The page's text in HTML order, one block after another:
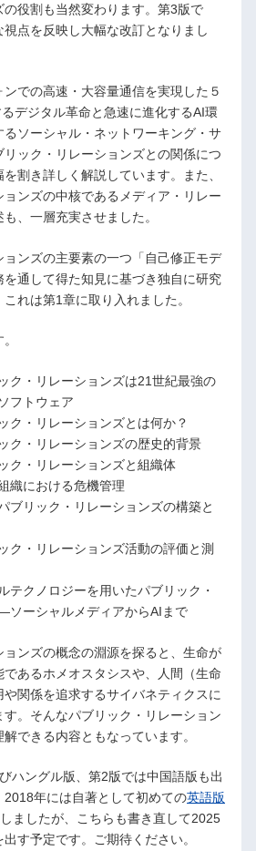
の役割も当然変わります。第3版で
点を反映し大幅な改訂となりまし
での高速・大容量通信を実現した５
デジタル革命と急速に進化するAI環
ソーシャル・ネットワーキング・サ
リック・リレーションズとの関係につ
割き詳しく解説しています。また、
ンズの中核であるメディア・リレー
、一層充実させました。
ンズの主要素の一つ「自己修正モデ
を通して得た知見に基づき独自に研究
れは第1章に取り入れました。
・リレーションズは21世紀最強の
フトウェア
・リレーションズとは何か？
・リレーションズの歴史的背景
ク・リレーションズと組織体
織における危機管理
リック・リレーションズの構築と
・リレーションズ活動の評価と測
クノロジーを用いたパブリック・
ソーシャルメディアからAIまで
ンズの概念の淵源を探ると、生命が
あるホメオスタシスや、人間（生命
関係を追求するサイバネティクスに
す。そんなパブリック・リレーション
できる内容ともなっています。
ハングル版、第2版では中国語版も出
2018年には自著として初めての英語版
ましたが、こちらも書き直して2025
す予定です。ご期待ください。